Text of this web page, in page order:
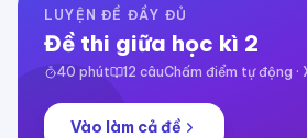
LUYỆN ĐỀ ĐẦY ĐỦ
Đề thi giữa học kì 2
40 phút 12 câuChấm điểm tự động ·
Vào làm cả đề